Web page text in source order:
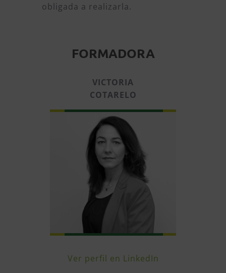
obligada a realizarla.
FORMADORA
VICTORIA
COTARELO
Ver perfil en LinkedIn